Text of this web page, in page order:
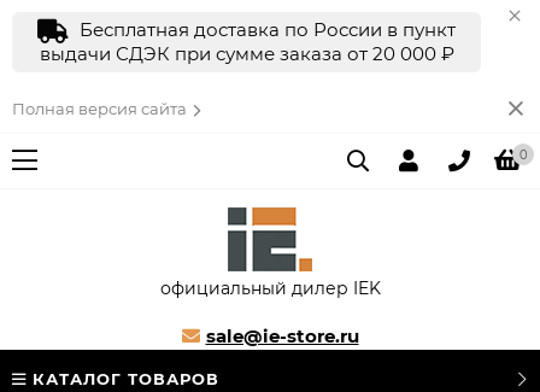
Бесплатная доставка по России в пункт
выдачи СДЭК при сумме заказа от 20 000 ₽
Полная версия сайта
0
официальный дилер IEK
sale@ie-store.ru
КАТАЛОГ ТОВАРОВ